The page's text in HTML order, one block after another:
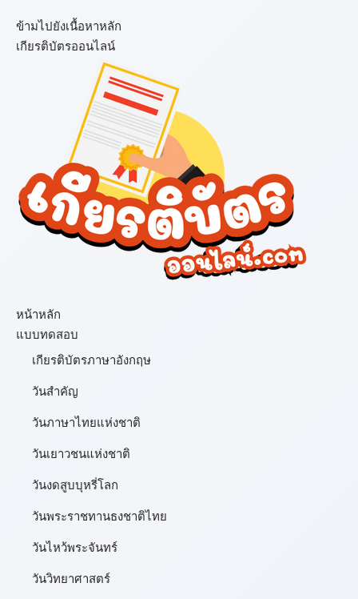
ข้ามไปยังเนื้อหาหลัก
เกียรติบัตรออนไลน์
หน้าหลัก
แบบทดสอบ
เกียรติบัตรภาษาอังกฤษ
วันสำคัญ
วันภาษาไทยแห่งชาติ
วันเยาวชนแห่งชาติ
วันงดสูบบุหรี่โลก
วันพระราชทานธงชาติไทย
วันไหว้พระจันทร์​
วันวิทยาศาสตร์